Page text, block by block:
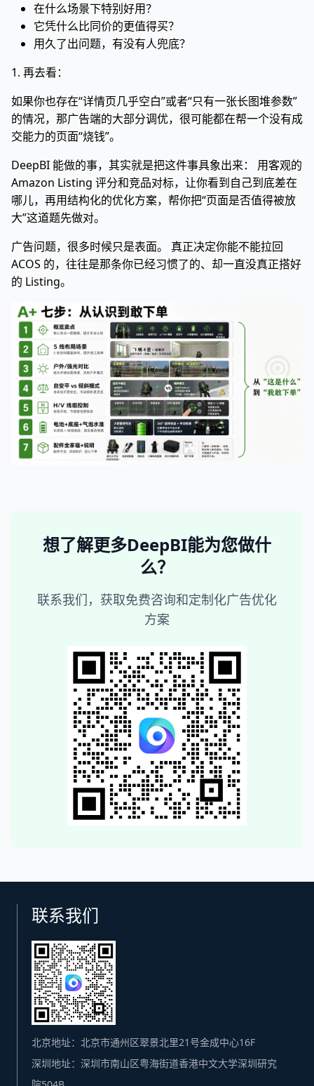
在什么场景下特别好用？
它凭什么比同价的更值得买？
用久了出问题，有没有人兜底？
1. 再去看：
如果你也存在“详情页几乎空白”或者“只有一张长图堆参数”
的情况，那广告端的大部分调优，很可能都在帮一个没有成
交能力的页面“烧钱”。
DeepBI 能做的事，其实就是把这件事具象出来： 用客观的
Amazon Listing 评分和竞品对标，让你看到自己到底差在
哪儿，再用结构化的优化方案，帮你把“页面是否值得被放
大”这道题先做对。
广告问题，很多时候只是表面。 真正决定你能不能拉回
ACOS 的，往往是那条你已经习惯了的、却一直没真正搭好
的 Listing。
想了解更多DeepBI能为您做什
么？
联系我们，获取免费咨询和定制化广告优化
方案
联系我们
北京地址：北京市通州区翠景北里21号金成中心16F
深圳地址：深圳市南山区粤海街道香港中文大学深圳研究